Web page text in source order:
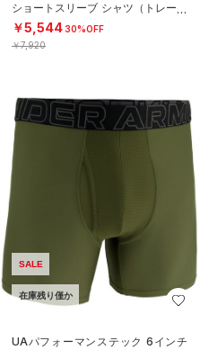
ショートスリーブ シャツ（トレーニ
ング/MEN）
￥5,54430%OFF
￥7,920
SALE
在庫残り僅か
UAパフォーマンステック 6インチ